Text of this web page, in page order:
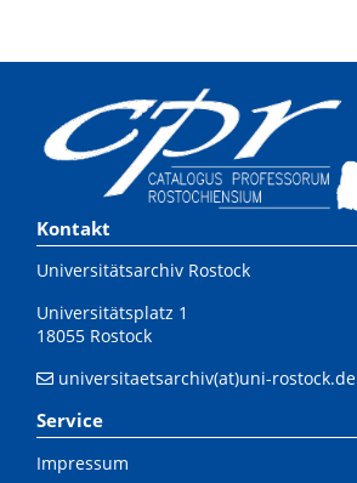
Kontakt
Universitätsarchiv Rostock
Universitätsplatz 1
18055 Rostock
universitaetsarchiv(at)uni-rostock.de
Service
Impressum